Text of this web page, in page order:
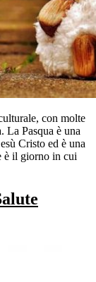
con molte
La Pasqua è una
Cristo ed è una
è il giorno in cui